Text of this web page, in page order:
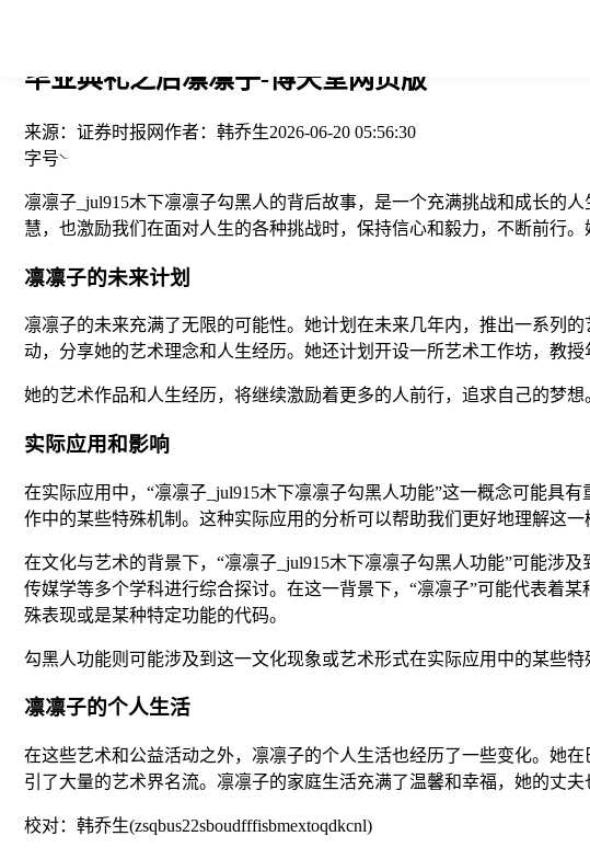
毕业典礼之后凛凛子-博天堂网页版
来源： 证券时报网作者： 韩乔生2026-06-20 05:56:30
字号
凛凛子_jul915木下凛凛子勾黑人的背后故事，是一个充满挑战和成长的
慧，也激励我们在面对人生的各种挑战时，保持信心和毅力，不断前行
凛凛子的未来计划
凛凛子的未来充满了无限的可能性。她计划在未来几年内，推出一系列
动，分享她的艺术理念和人生经历。她还计划开设一所艺术工作坊，教
她的艺术作品和人生经历，将继续激励着更多的人前行，追求自己的梦想
实际应用和影响
在实际应用中，“凛凛子_jul915木下凛凛子勾黑人功能”这一概念可能具
作中的某些特殊机制。这种实际应用的分析可以帮助我们更好地理解这一
在文化与艺术的背景下，“凛凛子_jul915木下凛凛子勾黑人功能”可能涉
传媒学等多个学科进行综合探讨。在这一背景下，“凛凛子”可能代表着
殊表现或是某种特定功能的代码。
勾黑人功能则可能涉及到这一文化现象或艺术形式在实际应用中的某些
凛凛子的个人生活
在这些艺术和公益活动之外，凛凛子的个人生活也经历了一些变化。她
引了大量的艺术界名流。凛凛子的家庭生活充满了温馨和幸福，她的丈
校对：韩乔生(zsqbus22sboudfffisbmextoqdkcnl)